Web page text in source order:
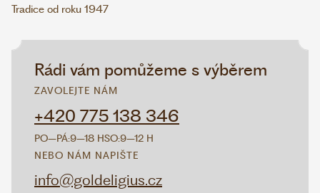
Rádi vám pomůžeme s výběrem
ZAVOLEJTE NÁM
+420 775 138 346
PO–PÁ:9–18 HSO:9–12 H
NEBO NÁM NAPIŠTE
info@goldeligius.cz
Tradice od roku 1947